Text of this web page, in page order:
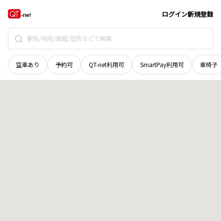
ログイン新規登録
空車あり 予約可 QT-net利用可 SmartPay利用可 車椅子
京都府